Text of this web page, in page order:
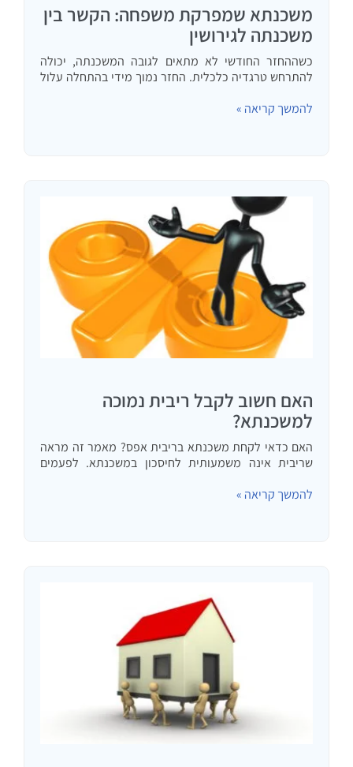
משכנתא שמפרקת משפחה: הקשר בין
משכנתה לגירושין
כשההחזר החודשי לא מתאים לגובה המשכנתה, יכולה
להתרחש טרגדיה כלכלית. החזר נמוך מידי בהתחלה עלול
גירושין
להמשך קריאה »
האם חשוב לקבל ריבית נמוכה
למשכנתא?
האם כדאי לקחת משכנתא בריבית אפס? מאמר זה מראה
שריבית אינה משמעותית לחיסכון במשכנתא. לפעמים
ההלוואה היקרה
להמשך קריאה »